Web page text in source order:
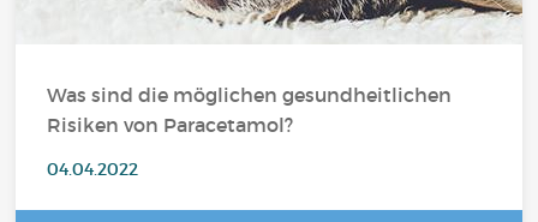
Was sind die möglichen gesundheitlichen
Risiken von Paracetamol?
04.04.2022